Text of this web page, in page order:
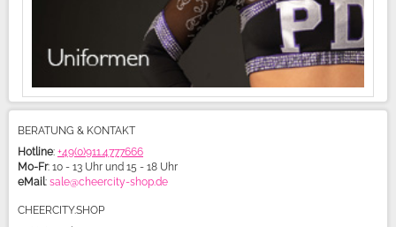
BERATUNG & KONTAKT
Hotline: +49(0)911.4777666
Mo-Fr: 10 - 13 Uhr und 15 - 18 Uhr
eMail: sale@cheercity-shop.de
CHEERCITY.SHOP